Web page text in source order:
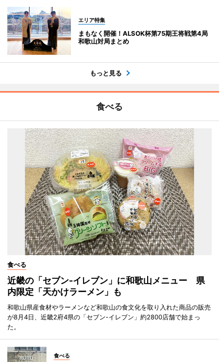
エリア特集
まもなく開催！ALSOK杯第75期王将戦第4局
和歌山対局まとめ
もっと見る
食べる
食べる
近畿の「セブン-イレブン」に和歌山メニュー 県
内限定「天かけラーメン」も
和歌山県産食材やラーメンなど和歌山の食文化を取り入れた商品の販売
が8月4日、近畿2府4県の「セブン-イレブン」約2800店舗で始まっ
た。
食べる